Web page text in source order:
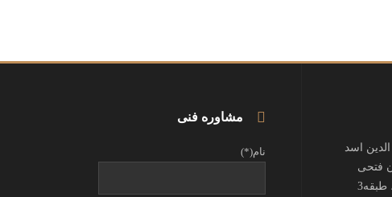
مشاوره فنی
نام(*)
اسد
فتحی